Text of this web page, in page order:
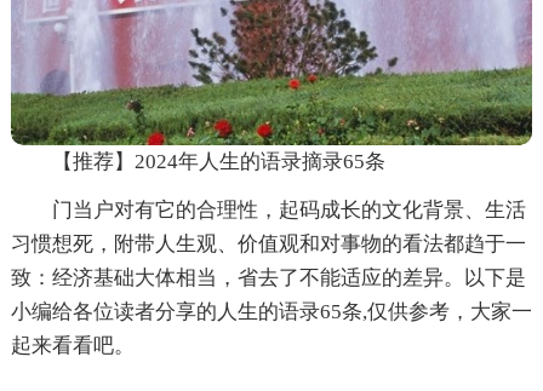
【推荐】2024年人生的语录摘录65条
门当户对有它的合理性，起码成长的文化背景、生活
习惯想死，附带人生观、价值观和对事物的看法都趋于一
致：经济基础大体相当，省去了不能适应的差异。以下是
小编给各位读者分享的人生的语录65条,仅供参考，大家一
起来看看吧。